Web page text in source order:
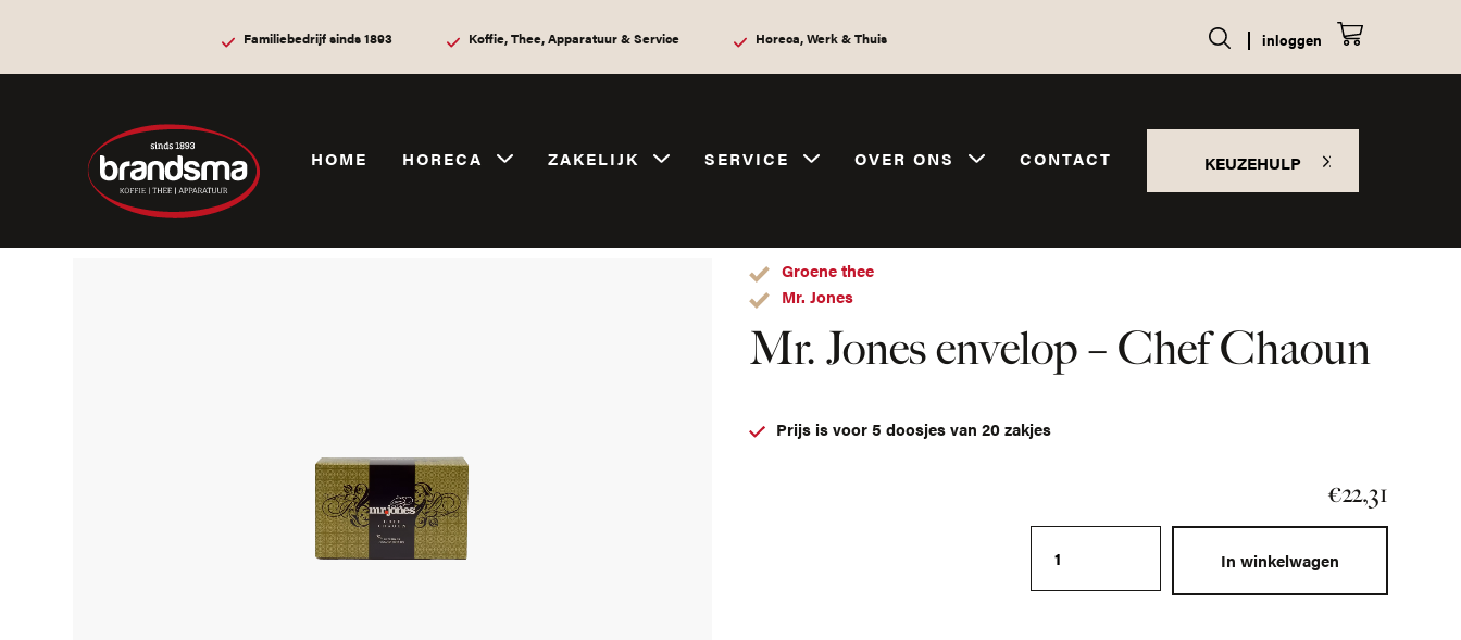
Familiebedrijf sinds 1893 Koffie, Thee, Apparatuur & Service Horeca, Werk & Thuis inloggen
HOME HORECA ZAKELIJK SERVICE OVER ONS CONTACT
KEUZEHULP
Webshop Koffie, thee & meer
Groene thee
Mr. Jones
Mr. Jones envelop – Chef Chaoun
Prijs is voor 5 doosjes van 20 zakjes
€22,31
In winkelwagen